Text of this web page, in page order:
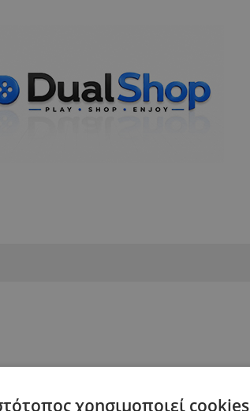
χρησιμοποιεί cookies